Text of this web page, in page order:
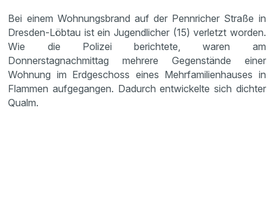
Bei einem Wohnungsbrand auf der Pennricher Straße in
Dresden-Löbtau ist ein Jugendlicher (15) verletzt worden.
Wie die Polizei berichtete, waren am
Donnerstagnachmittag mehrere Gegenstände einer
Wohnung im Erdgeschoss eines Mehrfamilienhauses in
Flammen aufgegangen. Dadurch entwickelte sich dichter
Qualm.